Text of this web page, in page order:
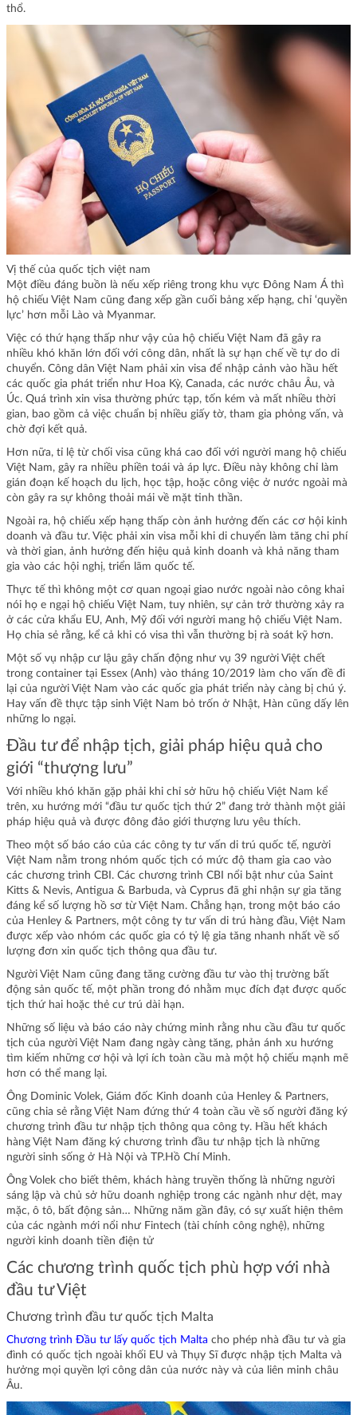
thổ.
Vị thế của quốc tịch việt nam
Một điều đáng buồn là nếu xếp riêng trong khu vực Đông Nam Á thì
hộ chiếu Việt Nam cũng đang xếp gần cuối bảng xếp hạng, chỉ ‘quyền
lực’ hơn mỗi Lào và Myanmar.
Việc có thứ hạng thấp như vậy của hộ chiếu Việt Nam đã gây ra
nhiều khó khăn lớn đối với công dân, nhất là sự hạn chế về tự do di
chuyển. Công dân Việt Nam phải xin visa để nhập cảnh vào hầu hết
các quốc gia phát triển như Hoa Kỳ, Canada, các nước châu Âu, và
Úc. Quá trình xin visa thường phức tạp, tốn kém và mất nhiều thời
gian, bao gồm cả việc chuẩn bị nhiều giấy tờ, tham gia phỏng vấn, và
chờ đợi kết quả.
Hơn nữa, tỉ lệ từ chối visa cũng khá cao đối với người mang hộ chiếu
Việt Nam, gây ra nhiều phiền toái và áp lực. Điều này không chỉ làm
gián đoạn kế hoạch du lịch, học tập, hoặc công việc ở nước ngoài mà
còn gây ra sự không thoải mái về mặt tinh thần.
Ngoài ra, hộ chiếu xếp hạng thấp còn ảnh hưởng đến các cơ hội kinh
doanh và đầu tư. Việc phải xin visa mỗi khi di chuyển làm tăng chi phí
và thời gian, ảnh hưởng đến hiệu quả kinh doanh và khả năng tham
gia vào các hội nghị, triển lãm quốc tế.
Thực tế thì không một cơ quan ngoại giao nước ngoài nào công khai
nói họ e ngại hộ chiếu Việt Nam, tuy nhiên, sự cản trở thường xảy ra
ở các cửa khẩu EU, Anh, Mỹ đối với người mang hộ chiếu Việt Nam.
Họ chia sẻ rằng, kể cả khi có visa thì vẫn thường bị rà soát kỹ hơn.
Một số vụ nhập cư lậu gây chấn động như vụ 39 người Việt chết
trong container tại Essex (Anh) vào tháng 10/2019 làm cho vấn đề đi
lại của người Việt Nam vào các quốc gia phát triển này càng bị chú ý.
Hay vấn đề thực tập sinh Việt Nam bỏ trốn ở Nhật, Hàn cũng dấy lên
những lo ngại.
Đầu tư để nhập tịch, giải pháp hiệu quả cho
giới “thượng lưu”
Với nhiều khó khăn gặp phải khi chỉ sở hữu hộ chiếu Việt Nam kể
trên, xu hướng mới “đầu tư quốc tịch thứ 2” đang trở thành một giải
pháp hiệu quả và được đông đảo giới thượng lưu yêu thích.
Theo một số báo cáo của các công ty tư vấn di trú quốc tế, người
Việt Nam nằm trong nhóm quốc tịch có mức độ tham gia cao vào
các chương trình CBI. Các chương trình CBI nổi bật như của Saint
Kitts & Nevis, Antigua & Barbuda, và Cyprus đã ghi nhận sự gia tăng
đáng kể số lượng hồ sơ từ Việt Nam. Chẳng hạn, trong một báo cáo
của Henley & Partners, một công ty tư vấn di trú hàng đầu, Việt Nam
được xếp vào nhóm các quốc gia có tỷ lệ gia tăng nhanh nhất về số
lượng đơn xin quốc tịch thông qua đầu tư.
Người Việt Nam cũng đang tăng cường đầu tư vào thị trường bất
động sản quốc tế, một phần trong đó nhằm mục đích đạt được quốc
tịch thứ hai hoặc thẻ cư trú dài hạn.
Những số liệu và báo cáo này chứng minh rằng nhu cầu đầu tư quốc
tịch của người Việt Nam đang ngày càng tăng, phản ánh xu hướng
tìm kiếm những cơ hội và lợi ích toàn cầu mà một hộ chiếu mạnh mẽ
hơn có thể mang lại.
Ông Dominic Volek, Giám đốc Kinh doanh của Henley & Partners,
cũng chia sẻ rằng Việt Nam đứng thứ 4 toàn cầu về số người đăng ký
chương trình đầu tư nhập tịch thông qua công ty. Hầu hết khách
hàng Việt Nam đăng ký chương trình đầu tư nhập tịch là những
người sinh sống ở Hà Nội và TP.Hồ Chí Minh.
Ông Volek cho biết thêm, khách hàng truyền thống là những người
sáng lập và chủ sở hữu doanh nghiệp trong các ngành như dệt, may
mặc, ô tô, bất động sản… Những năm gần đây, có sự xuất hiện thêm
của các ngành mới nổi như Fintech (tài chính công nghệ), những
người kinh doanh tiền điện tử
Các chương trình quốc tịch phù hợp với nhà
đầu tư Việt
Chương trình đầu tư quốc tịch Malta
Chương trình Đầu tư lấy quốc tịch Malta cho phép nhà đầu tư và gia
đình có quốc tịch ngoài khối EU và Thụy Sĩ được nhập tịch Malta và
hưởng mọi quyền lợi công dân của nước này và của liên minh châu
Âu.